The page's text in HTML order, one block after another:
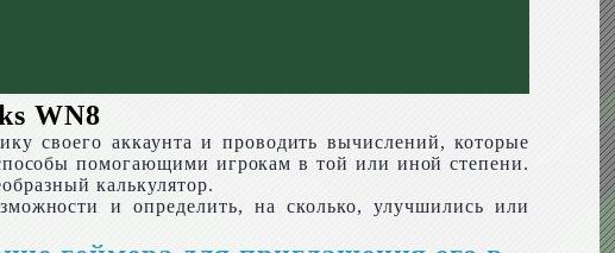
WN8
своего аккаунта и проводить вычислений, которые
помогающими игрокам в той или иной степени.
калькулятор.
и определить, на сколько, улучшились или